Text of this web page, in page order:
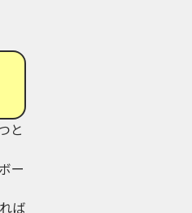
と
ー
ば